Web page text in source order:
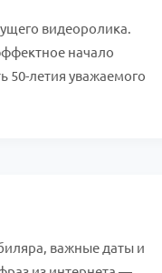
видеоролика.
начало
50-летия уважаемого
важные даты и